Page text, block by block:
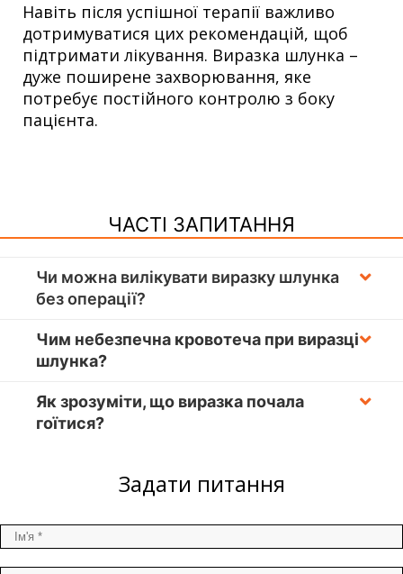
Навіть після успішної терапії важливо
дотримуватися цих рекомендацій, щоб
підтримати лікування. Виразка шлунка –
дуже поширене захворювання, яке
потребує постійного контролю з боку
пацієнта.
ЧАСТІ ЗАПИТАННЯ
Чи можна вилікувати виразку шлунка
без операції?
Чим небезпечна кровотеча при виразці
шлунка?
Як зрозуміти, що виразка почала
гоїтися?
Задати питання